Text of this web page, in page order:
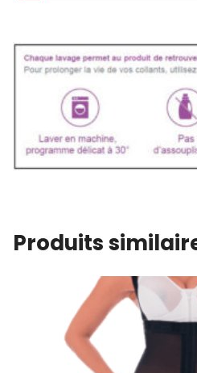
Produits